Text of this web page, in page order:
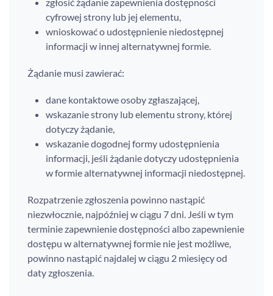
cyfrowej strony lub jej elementu,
wnioskować o udostępnienie niedostępnej
informacji w innej alternatywnej formie.
Żądanie musi zawierać:
dane kontaktowe osoby zgłaszającej,
wskazanie strony lub elementu strony, której
dotyczy żądanie,
wskazanie dogodnej formy udostępnienia
informacji, jeśli żądanie dotyczy udostępnienia
w formie alternatywnej informacji niedostępnej.
Rozpatrzenie zgłoszenia powinno nastąpić
niezwłocznie, najpóźniej w ciągu 7 dni. Jeśli w tym
terminie zapewnienie dostępności albo zapewnienie
dostępu w alternatywnej formie nie jest możliwe,
powinno nastąpić najdalej w ciągu 2 miesięcy od
daty zgłoszenia.